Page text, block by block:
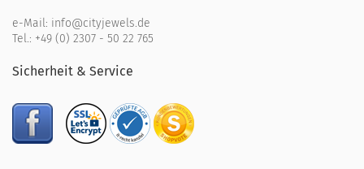
e-Mail: info@cityjewels.de
Tel.: +49 (0) 2307 - 50 22 765
Sicherheit & Service